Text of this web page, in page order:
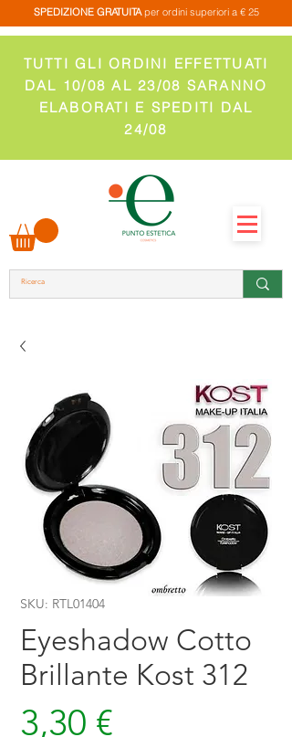
SPEDIZIONE GRATUITAper ordini superiori a € 25
TUTTI GLI ORDINI EFFETTUATI
DAL 10/08 AL 23/08 SARANNO
ELABORATI E SPEDITI DAL
24/08
SKU: RTL01404
Eyeshadow Cotto
Brillante Kost 312
3,30 €